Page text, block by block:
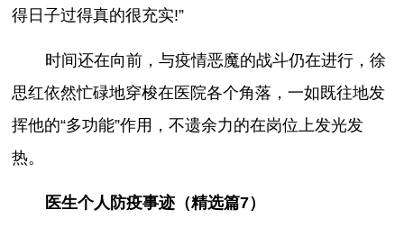
得日子过得真的很充实!”
时间还在向前，与疫情恶魔的战斗仍在进行，徐
思红依然忙碌地穿梭在医院各个角落，一如既往地发
挥他的“多功能”作用，不遗余力的在岗位上发光发
热。
医生个人防疫事迹（精选篇7）